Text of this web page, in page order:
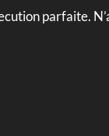
parfaite.